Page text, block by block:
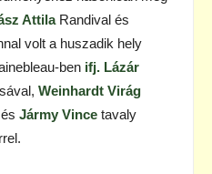
AttilaRandival és
volt a huszadik hely
ben ifj. Lázár
Weinhardt Virág
Jármy Vince tavaly